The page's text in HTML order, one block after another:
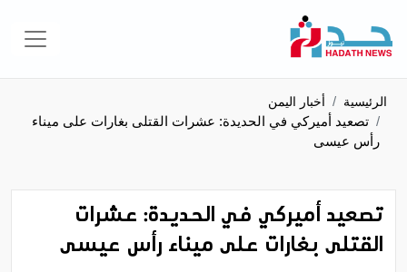
الرئيسية أخبار اليمن
تصعيد أميركي في الحديدة: عشرات القتلى بغارات على ميناء
رأس عيسى
تصعيد أميركي في الحديدة: عشرات
القتلى بغارات على ميناء رأس عيسى